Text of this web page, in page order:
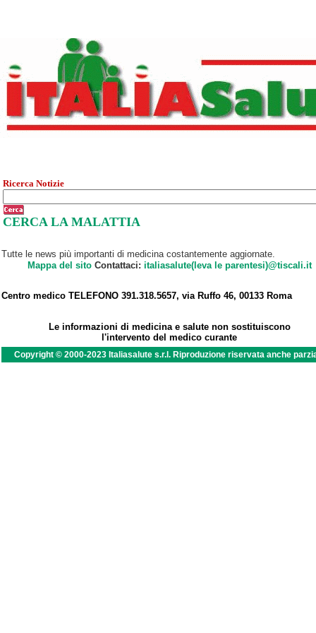
Ricerca Notizie
CERCA LA MALATTIA
Tutte le news più importanti di medicina costantemente aggiornate.
Mappa del sitoContattaci: italiasalute(leva le parentesi)@tiscali.it
Centro medico TELEFONO 391.318.5657, via Ruffo 46, 00133 Roma
Le informazioni di medicina e salute non sostituiscono
l'intervento del medico curante
Copyright © 2000-2023 Italiasalute s.r.l. Riproduzione riservata anche